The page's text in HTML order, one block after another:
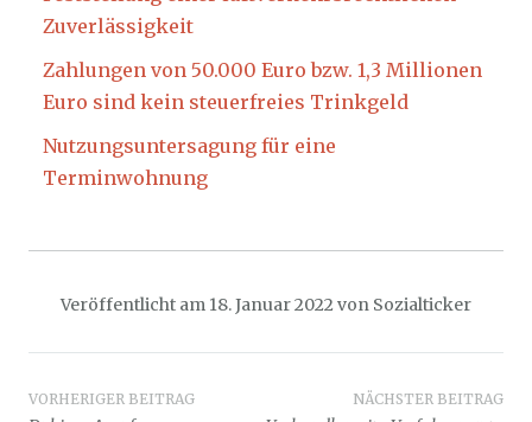
Zuverlässigkeit
Zahlungen von 50.000 Euro bzw. 1,3 Millionen
Euro sind kein steuerfreies Trinkgeld
Nutzungsuntersagung für eine
Terminwohnung
Veröffentlicht am 18. Januar 2022 von Sozialticker
Beitragsnavigation
VORHERIGER BEITRAG NÄCHSTER BEITRAG